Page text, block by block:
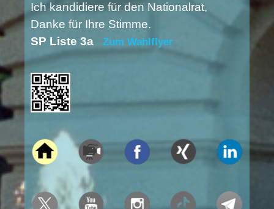
Ich kandidiere für den Nationalrat,
Danke für Ihre Stimme.
SP Liste 3a Zum Wahlflyer